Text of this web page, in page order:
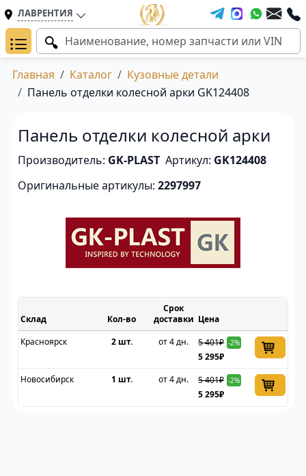
ЛАВРЕНТИЯ
Главная Каталог
Кузовные детали
Панель отделки колесной арки GK124408
Панель отделки колесной арки
Производитель: GK-PLAST Артикул: GK124408
Оригинальные артикулы: 2297997
Склад
Срок
доставки Цена
Красноярск
2 шт. от 4 дн. 5 401₽ -2%
5 295₽
Новосибирск
1 шт. от 4 дн. 5 401₽ -2%
5 295₽